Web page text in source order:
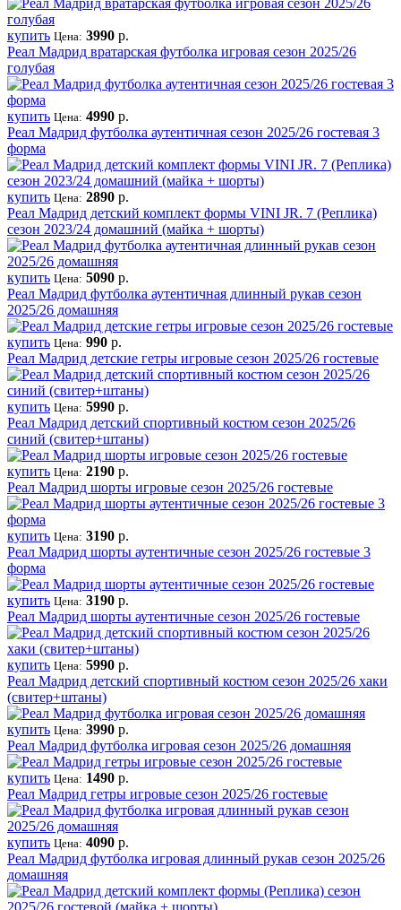
купить Цена: 3990 р.
Реал Мадрид вратарская футболка игровая сезон 2025/26
голубая
купить Цена: 4990 р.
Реал Мадрид футболка аутентичная сезон 2025/26 гостевая 3
форма
купить Цена: 2890 р.
Реал Мадрид детский комплект формы VINI JR. 7 (Реплика)
сезон 2023/24 домашний (майка + шорты)
купить Цена: 5090 р.
Реал Мадрид футболка аутентичная длинный рукав сезон
2025/26 домашняя
купить Цена: 990 р.
Реал Мадрид детские гетры игровые сезон 2025/26 гостевые
купить Цена: 5990 р.
Реал Мадрид детский спортивный костюм сезон 2025/26
синий (свитер+штаны)
купить Цена: 2190 р.
Реал Мадрид шорты игровые сезон 2025/26 гостевые
купить Цена: 3190 р.
Реал Мадрид шорты аутентичные сезон 2025/26 гостевые 3
форма
купить Цена: 3190 р.
Реал Мадрид шорты аутентичные сезон 2025/26 гостевые
купить Цена: 5990 р.
Реал Мадрид детский спортивный костюм сезон 2025/26 хаки
(свитер+штаны)
купить Цена: 3990 р.
Реал Мадрид футболка игровая сезон 2025/26 домашняя
купить Цена: 1490 р.
Реал Мадрид гетры игровые сезон 2025/26 гостевые
купить Цена: 4090 р.
Реал Мадрид футболка игровая длинный рукав сезон 2025/26
домашняя